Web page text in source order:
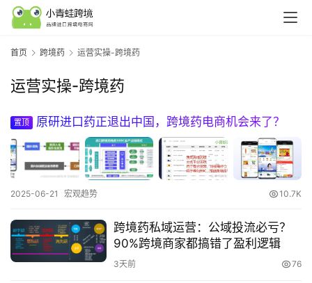
行
业
知
首页 跨境药 运营实操-跨境药
运营实操-跨境药
置顶 原研进口药正退出中国，跨境药电商机会来了？
2025-06-21 宏观趋势 10.7K
跨境药私域运营：公域投流必亏？
90%跨境商家都搞错了盈利逻辑
3天前 76